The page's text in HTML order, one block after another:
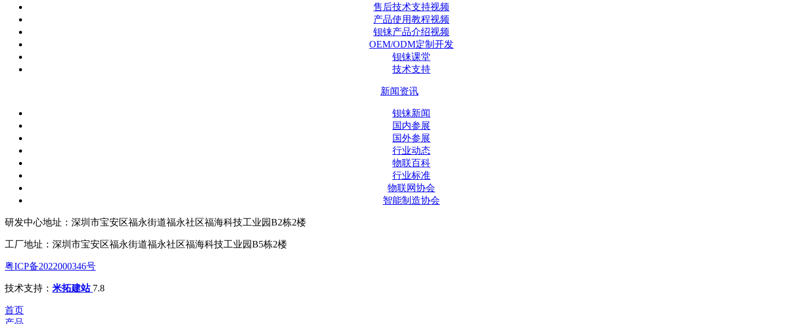
售后技术支持视频
产品使用教程视频
钡铼产品介绍视频
OEM/ODM定制开发
钡铼课堂
技术支持
新闻资讯
钡铼新闻
国内参展
国外参展
行业动态
物联百科
行业标准
物联网协会
智能制造协会
研发中心地址：深圳市宝安区福永街道福永社区福海科技工业园B2栋2楼
工厂地址：深圳市宝安区福永街道福永社区福海科技工业园B5栋2楼
粤ICP备2022000346号
技术支持： 米拓建站 7.8
首页